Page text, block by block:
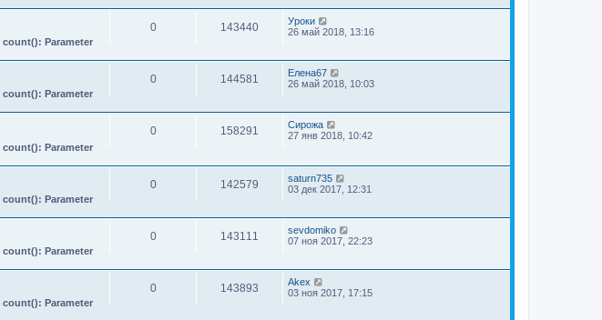
count(): Parameter
0 143440
Уроки
26 май 2018, 13:16
count(): Parameter
0 144581
Елена67
26 май 2018, 10:03
count(): Parameter
0 158291
Сирожа
27 янв 2018, 10:42
count(): Parameter
0 142579
saturn735
03 дек 2017, 12:31
count(): Parameter
0 143111
sevdomiko
07 ноя 2017, 22:23
count(): Parameter
0 143893
Akex
03 ноя 2017, 17:15